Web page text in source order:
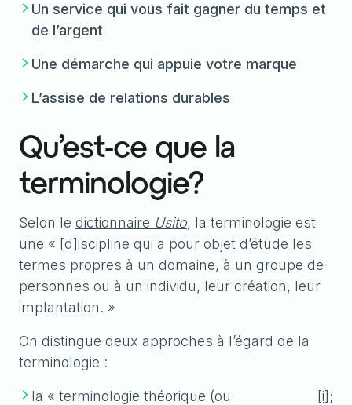
Un service qui vous fait gagner du temps et
de l’argent
Une démarche qui appuie votre marque
L’assise de relations durables
Qu’est-ce que la
terminologie?
Selon le dictionnaire Usito, la terminologie est
une « [d]iscipline qui a pour objet d’étude les
termes propres à un domaine, à un groupe de
personnes ou à un individu, leur création, leur
implantation. »
On distingue deux approches à l’égard de la
terminologie :
la « terminologie théorique (ou
[i] ;